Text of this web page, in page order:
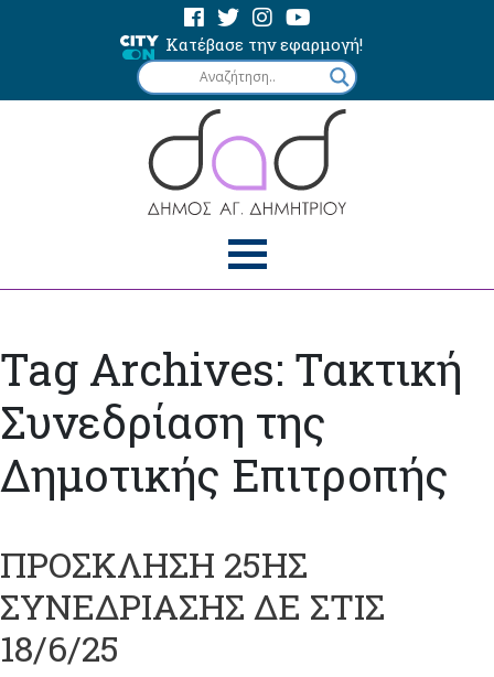
Κατέβασε την εφαρμογή!
Tag Archives: Τακτική
Συνεδρίαση της
Δημοτικής Επιτροπής
ΠΡΟΣΚΛΗΣΗ 25ΗΣ
ΣΥΝΕΔΡΙΑΣΗΣ ΔΕ ΣΤΙΣ
18/6/25